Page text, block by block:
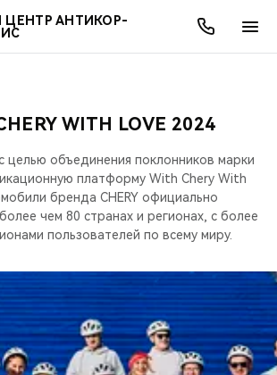
ЦЕНТР АНТИКОР-
МОДЕЛИ
ПОКУПАТЕЛЯМ
ВЛАДЕЛЬЦАМ
МИР CHERY
АКЦИИ
ОНЛАЙН СЕРВИСЫ
О КОМПАНИИ
WITH LOVE 2024
целью объединения поклонников марки
платформу With Chery With
бренда CHERY официально
чем 80 странах и регионах, с более
пользователей по всему миру.